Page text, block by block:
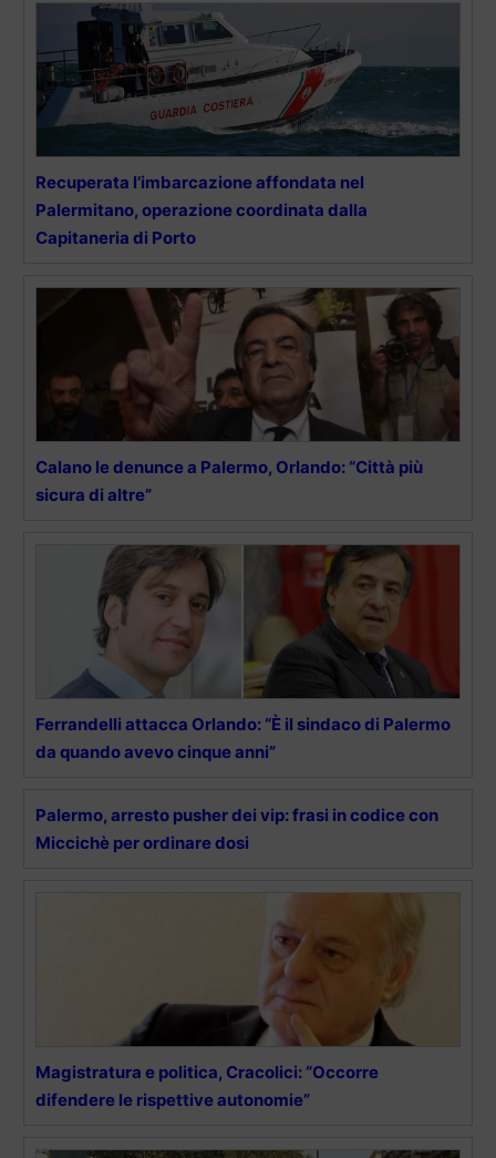
Recuperata l’imbarcazione affondata nel
Palermitano, operazione coordinata dalla
Capitaneria di Porto
Calano le denunce a Palermo, Orlando: “Città più
sicura di altre”
Ferrandelli attacca Orlando: “È il sindaco di Palermo
da quando avevo cinque anni”
Palermo, arresto pusher dei vip: frasi in codice con
Miccichè per ordinare dosi
Magistratura e politica, Cracolici: “Occorre
difendere le rispettive autonomie”